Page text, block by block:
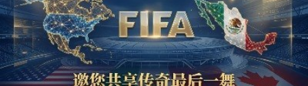
链接可能已过期
别担心，您可以尝试返回首页